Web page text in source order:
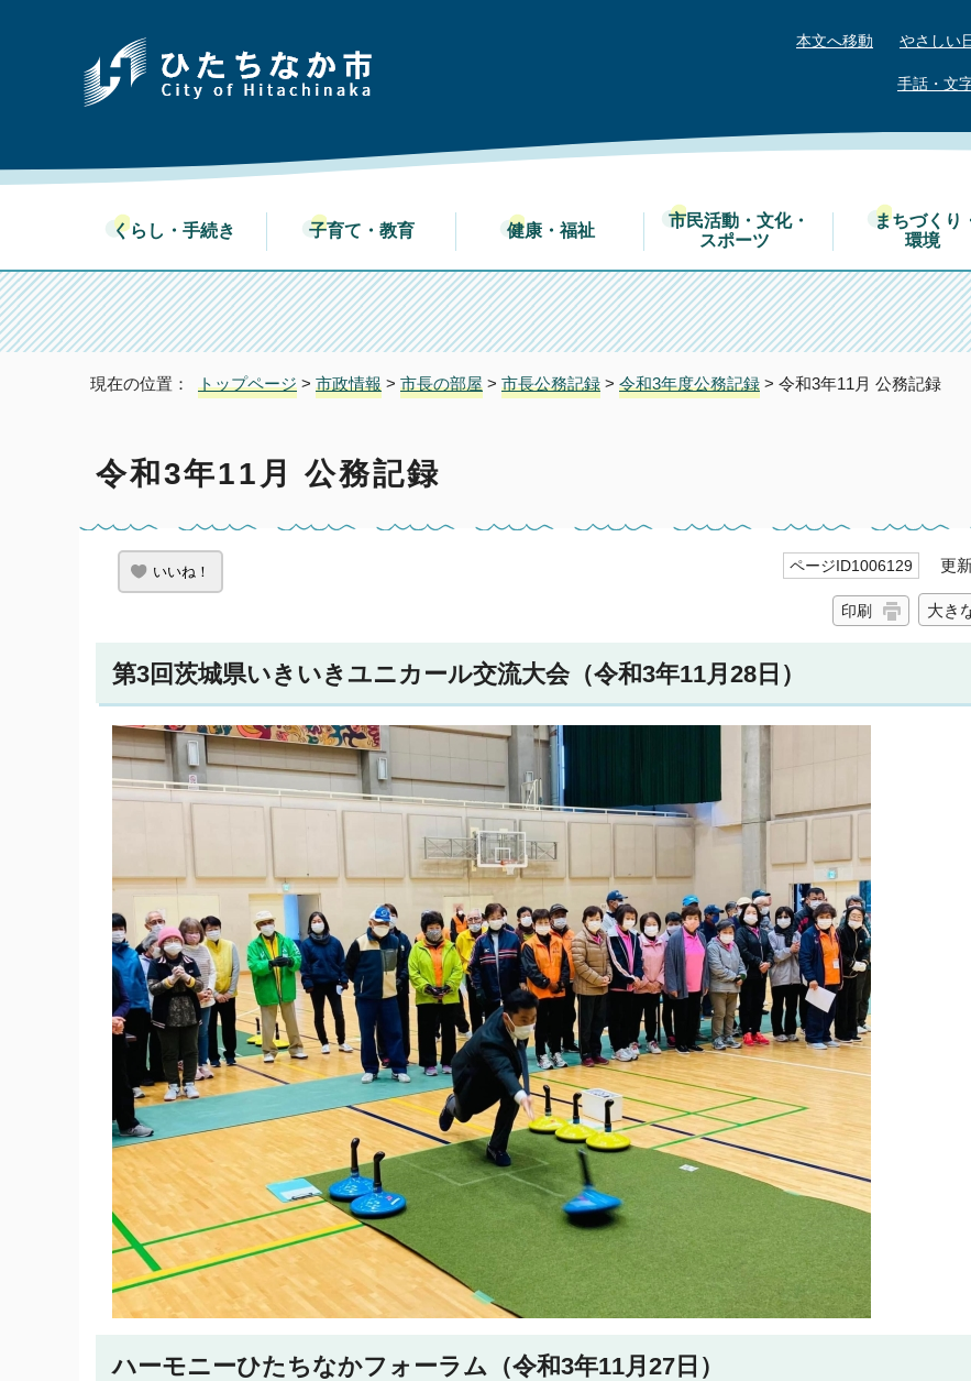
本文へ移動 やさしい
手話・文
くらし・手続き 子育て・教育 健康・福祉
市民活動・文化・
スポーツ
まちづくり
環境
現在の位置： トップページ > 市政情報 > 市長の部屋 > 市長公務記録 > 令和3年度公務記録 > 令和3年11月 公務記録
令和3年11月 公務記録
いいね！ ページID1006129 更新
印刷 大き
第3回茨城県いきいきユニカール交流大会（令和3年11月28日）
ハーモニーひたちなかフォーラム（令和3年11月27日）